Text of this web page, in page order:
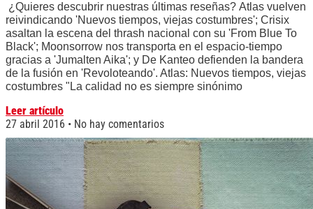
¿Quieres descubrir nuestras últimas reseñas? Atlas vuelven
reivindicando 'Nuevos tiempos, viejas costumbres'; Crisix
asaltan la escena del thrash nacional con su 'From Blue To
Black'; Moonsorrow nos transporta en el espacio-tiempo
gracias a 'Jumalten Aika'; y De Kanteo defienden la bandera
de la fusión en 'Revoloteando'. Atlas: Nuevos tiempos, viejas
costumbres "La calidad no es siempre sinónimo
Leer artículo
27 abril 2016
No hay comentarios